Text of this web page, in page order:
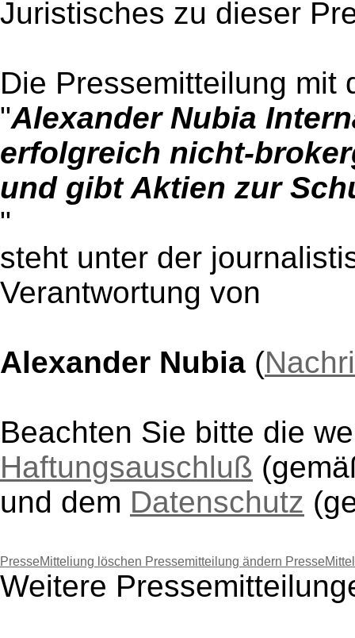
Juristisches zu dieser
Die Pressemitteilung mit
"Alexander Nubia
erfolgreich nicht-
und gibt Aktien zur
"
steht unter der
Verantwortung von
Alexander Nubia (
Beachten Sie bitte die
Haftungsauschluß
und dem Datenschutz
PresseMitteliung löschen Pressemitteilung ändern
Weitere